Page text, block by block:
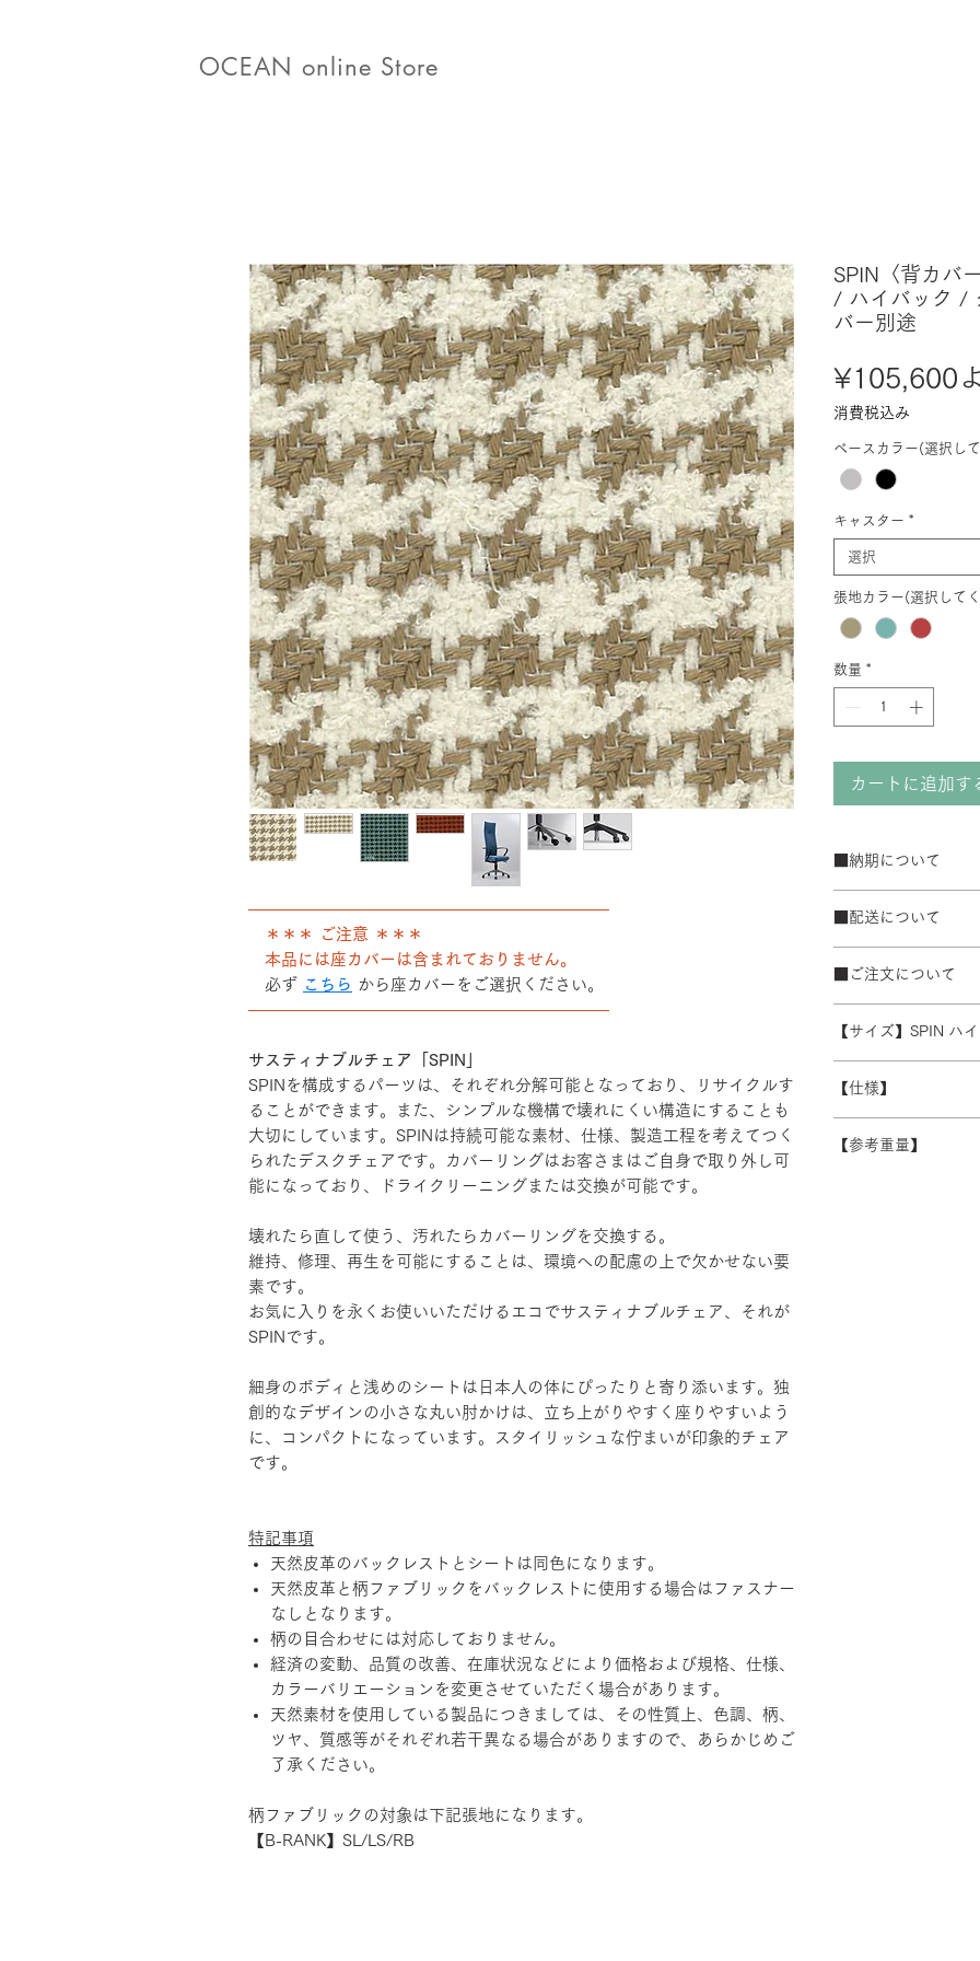
OCEAN online Store
――――――――――――――――――――――
＊＊＊ ご注意 ＊＊＊
本品には座カバーは含まれておりません。
必ず こちら から座カバーをご選択ください。
――――――――――――――――――――――
サスティナブルチェア「SPIN」
SPINを構成するパーツは、それぞれ分解可能となっており、リサイクルす
ることができます。また、シンプルな機構で壊れにくい構造にすることも
大切にしています。SPINは持続可能な素材、仕様、製造工程を考えてつく
られたデスクチェアです。カバーリングはお客さまはご自身で取り外し可
能になっており、ドライクリーニングまたは交換が可能です。
壊れたら直して使う、汚れたらカバーリングを交換する。
維持、修理、再生を可能にすることは、環境への配慮の上で欠かせない要
素です。
お気に入りを永くお使いいただけるエコでサスティナブルチェア、それが
SPINです。
細身のボディと浅めのシートは日本人の体にぴったりと寄り添います。独
創的なデザインの小さな丸い肘かけは、立ち上がりやすく座りやすいよう
に、コンパクトになっています。スタイリッシュな佇まいが印象的チェア
です。
特記事項
天然皮革のバックレストとシートは同色になります。
天然皮革と柄ファブリックをバックレストに使用する場合はファスナー
なしとなります。
柄の目合わせには対応しておりません。
経済の変動、品質の改善、在庫状況などにより価格および規格、仕様、
カラーバリエーションを変更させていただく場合があります。
天然素材を使用している製品につきましては、その性質上、色調、柄、
ツヤ、質感等がそれぞれ若干異なる場合がありますので、あらかじめご
了承ください。
柄ファブリックの対象は下記張地になります。
【B-RANK】SL/LS/RB
SPIN〈背カバ
/ ハイバック /
バー別途
¥105,600
消費税込み
ベースカラー(選択し
キャスター *
選択
張地カラー(選択して
数量 *
カートに追加す
■納期について
ブラック粉体塗
50台以上の場合は要
て納期が変動するこ
■配送について
配送エリアによって
※数量によって配送
ます。 離島・一部
受注生産の為、配
す。詳細なお時間帯
できない場合がござ
■ご注文について
ズ等)、キャンセル
さい。
【サイズ】SPIN ハ
【仕様】
シート：PP・モ
【参考重量】